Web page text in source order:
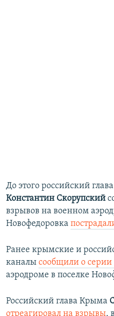
До этого российский
Константин Скорупский
взрывов на военном
Новофедоровка
Ранее крымские и
каналы сообщили о серии
аэродроме в поселке
Российский глава Крыма
отреагировал на взрывы,